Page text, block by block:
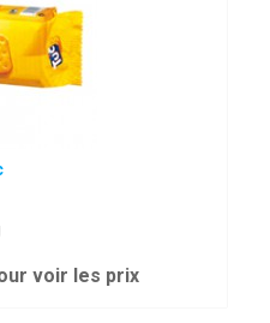
voir les prix